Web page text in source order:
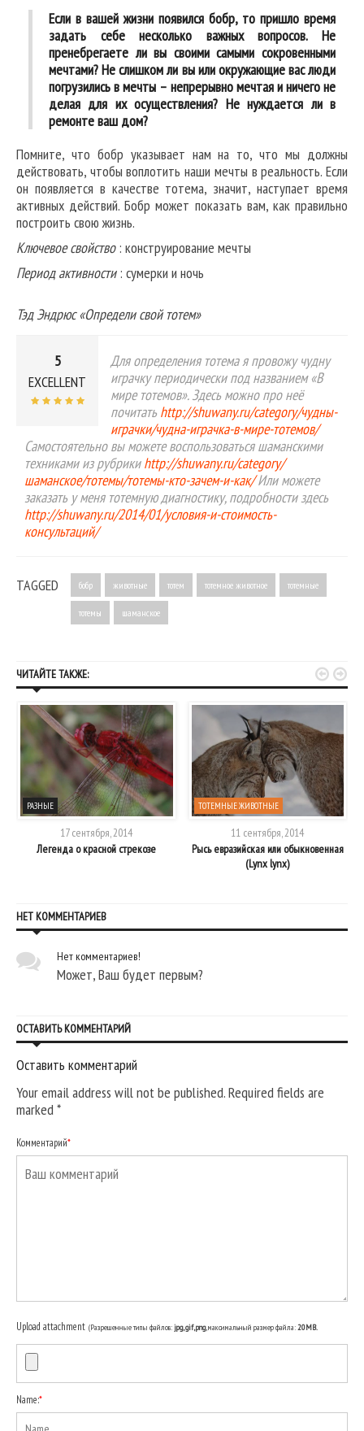
Если в вашей жизни появился бобр, то пришло время
задать себе несколько важных вопросов. Не
пренебрегаете ли вы своими самыми сокровенными
мечтами? Не слишком ли вы или окружающие вас люди
погрузились в мечты – непрерывно мечтая и ничего не
делая для их осуществления? Не нуждается ли в
ремонте ваш дом?
Помните, что бобр указывает нам на то, что мы должны
действовать, чтобы воплотить наши мечты в реальность. Если
он появляется в качестве тотема, значит, наступает время
активных действий. Бобр может показать вам, как правильно
построить свою жизнь.
Ключевое свойство: конструирование мечты
Период активности: сумерки и ночь
Тэд Эндрюс «Определи свой тотем»
5
EXCELLENT
Для определения тотема я провожу чудну
играчку периодически под названием «В
мире тотемов». Здесь можно про неё
почитать http://shuwany.ru/category/чудны-
играчки/чудна-играчка-в-мире-тотемов/
Самостоятельно вы можете воспользоваться шаманскими
техниками из рубрикиhttp://shuwany.ru/category/
шаманское/тотемы/тотемы-кто-зачем-и-как/Или можете
заказать у меня тотемную диагностику, подробности здесь
http://shuwany.ru/2014/01/условия-и-стоимость-
консультаций/
TAGGED бобр животные тотем тотемное животное тотемные
тотемы шаманское
ЧИТАЙТЕ ТАКЖЕ:
РАЗНЫЕ
17 сентября, 2014
Легенда о красной стрекозе
ТОТЕМНЫЕ ЖИВОТНЫЕ
11 сентября, 2014
Рысь евразийская или обыкновенная
(Lynx lynx)
 
НЕТ КОММЕНТАРИЕВ
Нет комментариев!
Может, Ваш будет первым?
ОСТАВИТЬ КОММЕНТАРИЙ
Оставить комментарий
Your email address will not be published. Required fields are
marked*
Комментарий*
Upload attachment (Разрешенные типы файлов:jpg, gif, png, максимальный размер файла:20MB.
Name:*